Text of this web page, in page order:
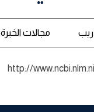
مجالات الخبرة
http://